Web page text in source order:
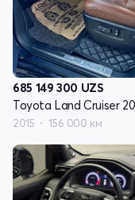
685 149 300 UZS
2015 156 000 км